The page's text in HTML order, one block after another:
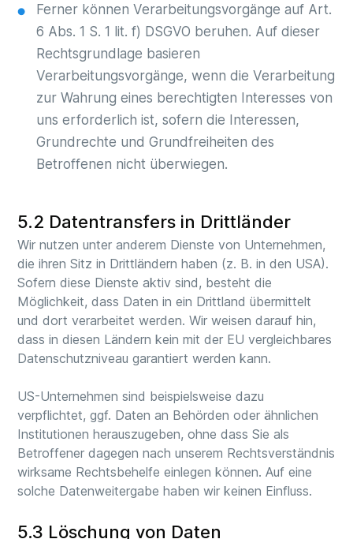
Ferner können Verarbeitungsvorgänge auf Art.
6 Abs. 1 S. 1 lit. f) DSGVO beruhen. Auf dieser
Rechtsgrundlage basieren
Verarbeitungsvorgänge, wenn die Verarbeitung
zur Wahrung eines berechtigten Interesses von
uns erforderlich ist, sofern die Interessen,
Grundrechte und Grundfreiheiten des
Betroffenen nicht überwiegen.
5.2 Datentransfers in Drittländer
Wir nutzen unter anderem Dienste von Unternehmen,
die ihren Sitz in Drittländern haben (z. B. in den USA).
Sofern diese Dienste aktiv sind, besteht die
Möglichkeit, dass Daten in ein Drittland übermittelt
und dort verarbeitet werden. Wir weisen darauf hin,
dass in diesen Ländern kein mit der EU vergleichbares
Datenschutzniveau garantiert werden kann.
US-Unternehmen sind beispielsweise dazu
verpflichtet, ggf. Daten an Behörden oder ähnlichen
Institutionen herauszugeben, ohne dass Sie als
Betroffener dagegen nach unserem Rechtsverständnis
wirksame Rechtsbehelfe einlegen können. Auf eine
solche Datenweitergabe haben wir keinen Einfluss.
5.3 Löschung von Daten